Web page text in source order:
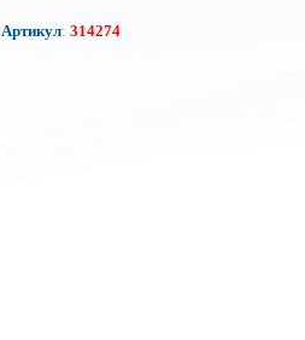
Артикул: 314274